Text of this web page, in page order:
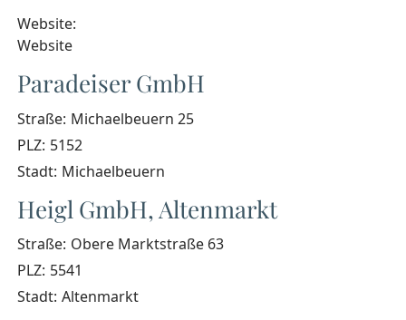
Website:
Website
Paradeiser GmbH
Straße: Michaelbeuern 25
PLZ: 5152
Stadt: Michaelbeuern
Heigl GmbH, Altenmarkt
Straße: Obere Marktstraße 63
PLZ: 5541
Stadt: Altenmarkt